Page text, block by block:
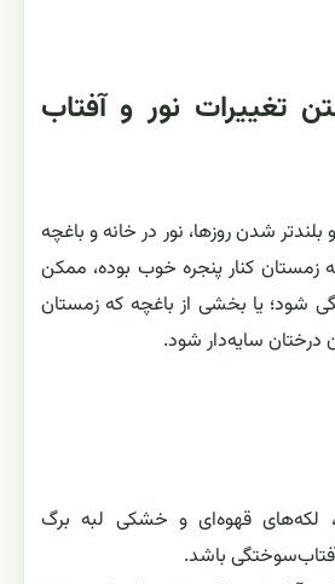
تغییرات نور و آفتاب
بلندتر شدن روزها، نور در خانه و باغچه
زمستان کنار پنجره خوب بوده، ممکن
شود؛ یا بخشی از باغچه که زمستان
درختان سایه‌دار شود.
لکه‌های قهوه‌ای و خشکی لبه برگ
باشد.